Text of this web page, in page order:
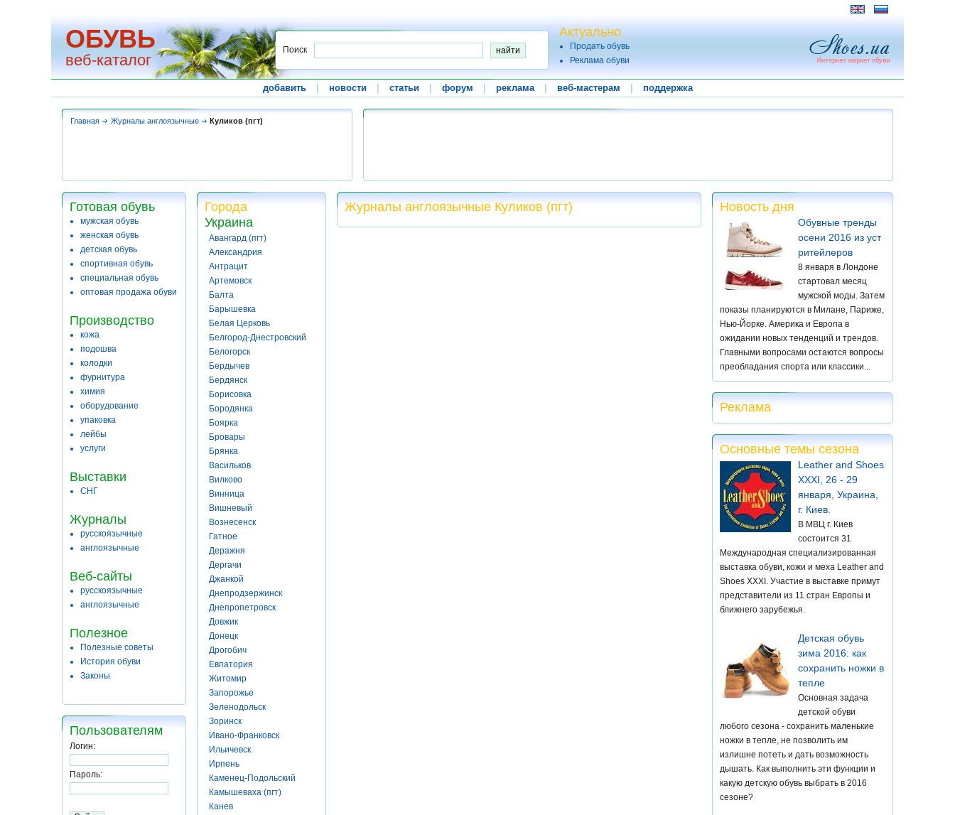
ОБУВЬ
веб-каталог
Поиск
Актуально
Продать обувь
Реклама обуви
добавить новости статьи форум реклама веб-мастерам поддержка
Главная Журналы англоязычные Куликов (пгт)
Готовая обувь
мужская обувь
женская обувь
детская обувь
спортивная обувь
специальная обувь
оптовая продажа обуви
Производство
кожа
подошва
колодки
фурнитура
химия
оборудование
упаковка
лейбы
услуги
Выставки
СНГ
Журналы
русскоязычные
англоязычные
Веб-сайты
русскоязычные
англоязычные
Полезное
Полезные советы
История обуви
Законы
Пользователям
Логин:
Пароль:
Города
Украина
Авангард (пгт)
Александрия
Антрацит
Артемовск
Балта
Барышевка
Белая Церковь
Белгород-Днестровский
Белогорск
Бердычев
Бердянск
Борисовка
Бородянка
Боярка
Бровары
Брянка
Васильков
Вилково
Винница
Вишневый
Вознесенск
Гатное
Деражня
Дергачи
Джанкой
Днепродзержинск
Днепропетровск
Довжик
Донецк
Дрогобич
Евпатория
Житомир
Запорожье
Зеленодольск
Зоринск
Ивано-Франковск
Ильичевск
Ирпень
Каменец-Подольский
Камышеваха (пгт)
Канев
Журналы англоязычные Куликов (пгт) Новость дня
Обувные тренды
осени 2016 из уст
ритейлеров
8 января в Лондоне
стартовал месяц
мужской моды. Затем
показы планируются в Милане, Париже,
Нью-Йорке. Америка и Европа в
ожидании новых тенденций и трендов.
Главными вопросами остаются вопросы
преобладания спорта или классики...
Реклама
Основные темы сезона
Leather and Shoes
XXXI, 26 - 29
января, Украина,
г. Киев.
В МВЦ г. Киев
состоится 31
Международная специализированная
выставка обуви, кожи и меха Leather and
Shoes XXXI. Участие в выставке примут
представители из 11 стран Европы и
ближнего зарубежья.
Детская обувь
зима 2016: как
сохранить ножки в
тепле
Основная задача
детской обуви
любого сезона - сохранить маленькие
ножки в тепле, не позволить им
излишне потеть и дать возможность
дышать. Как выполнить эти функции и
какую детскую обувь выбрать в 2016
сезоне?